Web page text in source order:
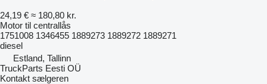
24,19 € ≈ 180,80 kr.
Motor til centrallås
1751008 1346455 1889273 1889272 1889271
diesel
Estland, Tallinn
TruckParts Eesti OÜ
Kontakt sælgeren